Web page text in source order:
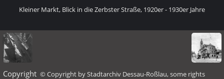
Kleiner Markt, Blick in die Zerbster Straße, 1920er - 1930er Jahre
Copyright © Copyright by Stadtarchiv Dessau-Roßlau, some rights